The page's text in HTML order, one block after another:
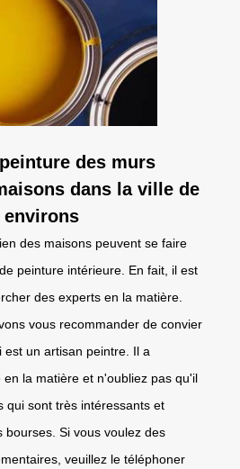
des murs
dans la ville de
environs
des maisons peuvent se faire
peinture intérieure. En fait, il est
des experts en la matière.
vous recommander de convier
est un artisan peintre. Il a
la matière et n'oubliez pas qu'il
qui sont très intéressants et
bourses. Si vous voulez des
veuillez le téléphoner